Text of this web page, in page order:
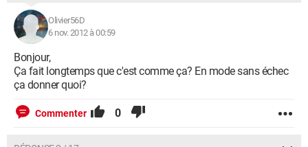
E:\jeux\Steam\steam.exe
C:\Program Files (x86)\Java\jre7\bin\javaw.exe
C:\Program Files (x86)\Origin\Origin.exe
C:\Program Files (x86)\Mozilla Firefox\firefox.exe
C:\Program Files (x86)\trend
micro\HiJackThis\HiJackThis.exe
R0 - HKLM\Software\Microsoft\Internet
Explorer\Search,SearchAssistant =
Olivier56D
6 nov. 2012 à 00:59
Bonjour,
Ça fait longtemps que c'est comme ça? En mode sans échec
ça donner quoi?
Commenter 0